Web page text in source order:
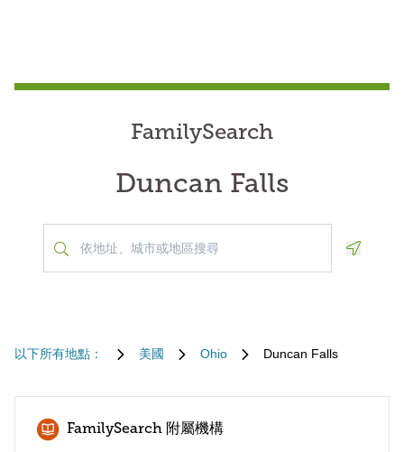
FamilySearch
Duncan Falls
以下所有地點： 美國 Ohio Duncan Falls
FamilySearch 附屬機構